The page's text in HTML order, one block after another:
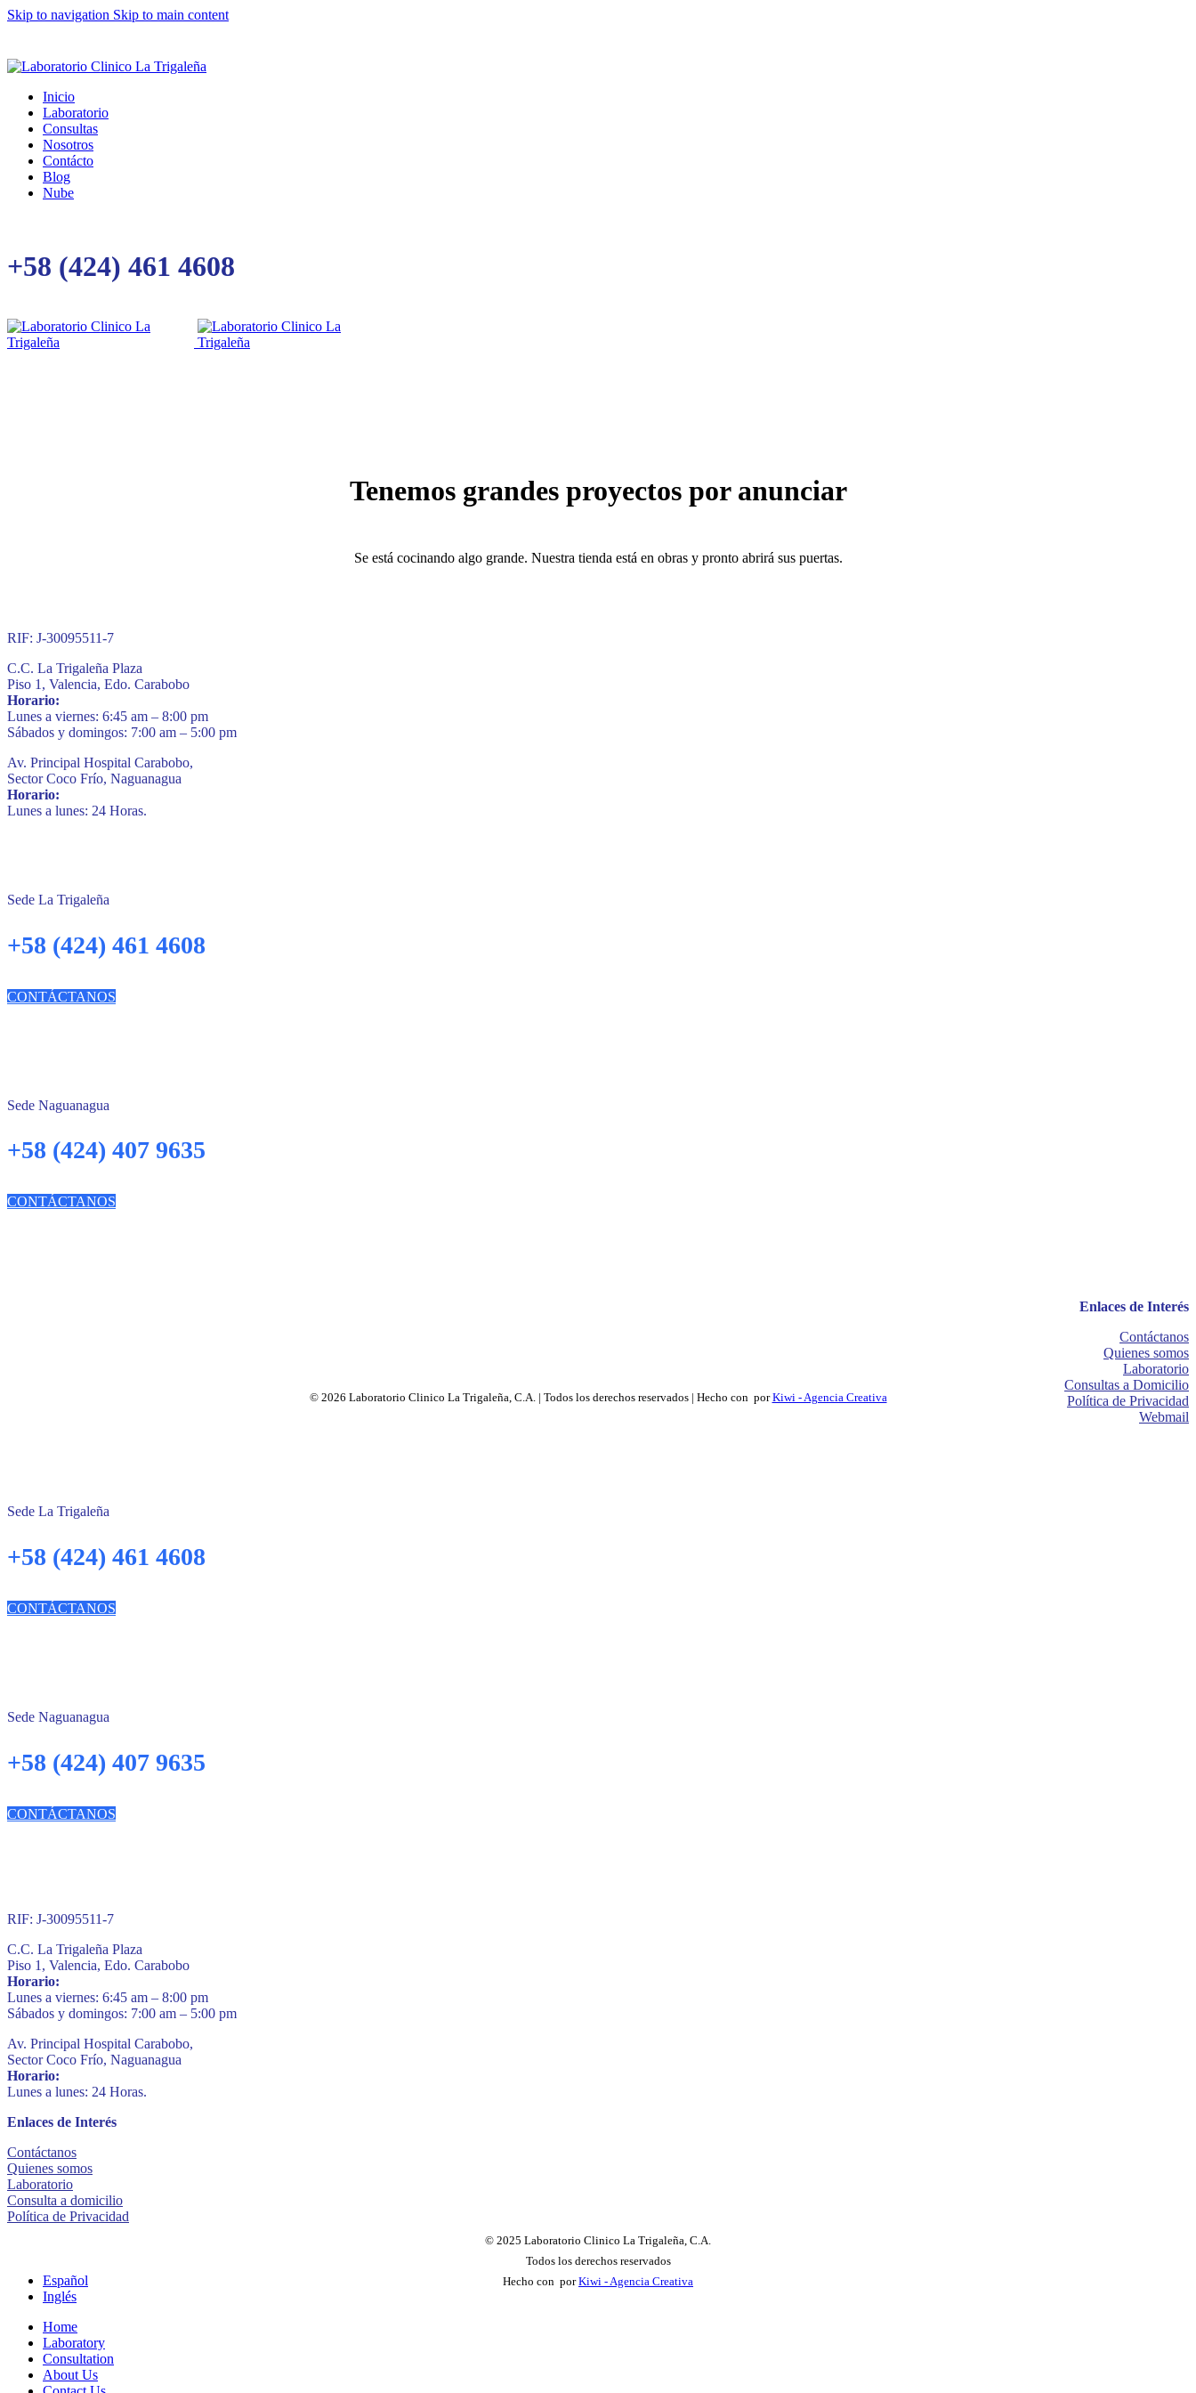
Skip to navigation Skip to main content
Inicio
Laboratorio
Consultas
Nosotros
Contácto
Blog
Nube
+58 (424) 461 4608
Tenemos grandes proyectos por anunciar
Se está cocinando algo grande. Nuestra tienda está en obras y pronto abrirá sus puertas.
RIF: J-30095511-7
C.C. La Trigaleña Plaza
Piso 1, Valencia, Edo. Carabobo
Horario:
Lunes a viernes: 6:45 am – 8:00 pm
Sábados y domingos: 7:00 am – 5:00 pm
Av. Principal Hospital Carabobo,
Sector Coco Frío, Naguanagua
Horario:
Lunes a lunes: 24 Horas.
Sede La Trigaleña
+58 (424) 461 4608
CONTÁCTANOS
Sede Naguanagua
+58 (424) 407 9635
CONTÁCTANOS
Enlaces de Interés
Contáctanos
Quienes somos
Laboratorio
Consultas a Domicilio
Política de Privacidad
Webmail
© 2026 Laboratorio Clinico La Trigaleña, C.A. | Todos los derechos reservados | Hecho con porKiwi - Agencia Creativa
Sede La Trigaleña
+58 (424) 461 4608
CONTÁCTANOS
Sede Naguanagua
+58 (424) 407 9635
CONTÁCTANOS
RIF: J-30095511-7
C.C. La Trigaleña Plaza
Piso 1, Valencia, Edo. Carabobo
Horario:
Lunes a viernes: 6:45 am – 8:00 pm
Sábados y domingos: 7:00 am – 5:00 pm
Av. Principal Hospital Carabobo,
Sector Coco Frío, Naguanagua
Horario:
Lunes a lunes: 24 Horas.
Enlaces de Interés
Contáctanos
Quienes somos
Laboratorio
Consulta a domicilio
Política de Privacidad
© 2025 Laboratorio Clinico La Trigaleña, C.A.
Todos los derechos reservados
Hecho con porKiwi - Agencia Creativa
Español
Inglés
Home
Laboratory
Consultation
About Us